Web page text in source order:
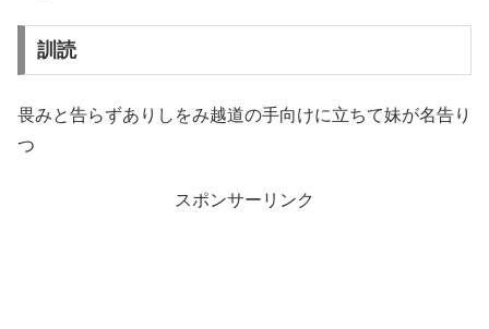
訓読
畏みと告らずありしをみ越道の手向けに立ちて妹が名告り
つ
スポンサーリンク